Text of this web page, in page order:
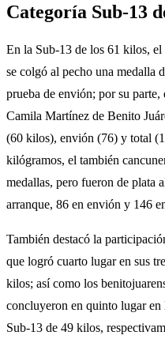
Categoría Sub-13
En la Sub-13 de los 61 kilos,
se colgó al pecho una medalla
prueba de envión; por su
Camila Martínez de Benito
(60 kilos), envión (76) y total
kilógramos, el también
medallas, pero fueron de plata
arranque, 86 en envión y 146
También destacó la
que logró cuarto lugar en sus
kilos; así como los
concluyeron en quinto lugar
Sub-13 de 49 kilos,